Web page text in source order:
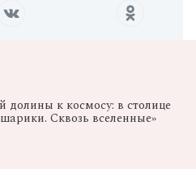
долины к космосу: в столице
Сквозь вселенные»